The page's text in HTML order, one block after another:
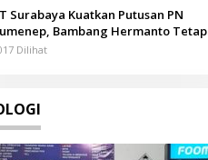
Surabaya Kuatkan Putusan PN
Bambang Hermanto Tetap
Pemilik Sah Tanah di
Dilihat